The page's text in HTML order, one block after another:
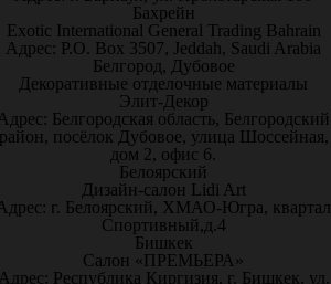
Бахрейн
Exotic International General Trading Bahrain
Адрес: P.O. Box 3507, Jeddah, Saudi Arabia
Белгород, Дубовое
Декоративные отделочные материалы
Элит-Декор
Белгородская область, Белгородский
посёлок Дубовое, улица Шоссейная,
дом 2, офис 6.
Белоярский
Дизайн-салон Lidi Art
г. Белоярский, ХМАО-Югра, квартал
Спортивный,д.4
Бишкек
Салон «ПРЕМЬЕРА»
Республика Киргизия, г. Бишкек, ул.